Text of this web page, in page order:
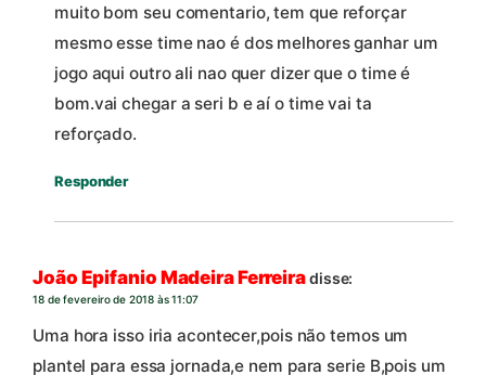
muito bom seu comentario, tem que reforçar
mesmo esse time nao é dos melhores ganhar um
jogo aqui outro ali nao quer dizer que o time é
bom.vai chegar a seri b e aí o time vai ta
reforçado.
Responder
João Epifanio Madeira Ferreiradisse:
18 de fevereiro de 2018 às 11:07
Uma hora isso iria acontecer,pois não temos um
plantel para essa jornada,e nem para serie B,pois um